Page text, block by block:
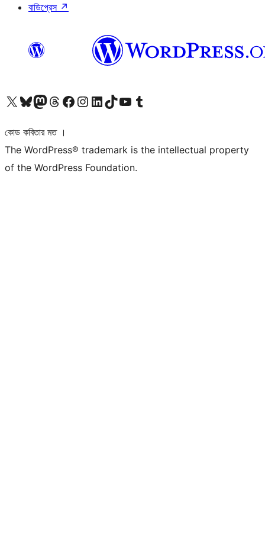
বাডিপ্রেস ↗
আমাদের X (আগের টুইটার) অ্যাকাউন্টে যানআমাদের Bluesky অ্যাকাউন্টটি দেখুনআমাদের মাস্টোডন অ্যাকাউন্টটি দেখুনআমাদের থ্রেডস অ্যাকাউন্টটি দেখুনআমাদের ফেসবুক পেজ দেখুনআমাদের ইন্সটাগ্রাম অ্যাকাউন্ট দেখুনআমাদের লিঙ্কডইন অ্যাকাউন্টে যানআমাদের TikTok অ্যাকাউন্টটি দেখুনআমাদের ইউটিউব চ্যানেলে যান আমাদের টাম্বলার অ্যাকাউন্ট দেখুন
কোড কবিতার মত ।
The WordPress® trademark is the intellectual property
of the WordPress Foundation.